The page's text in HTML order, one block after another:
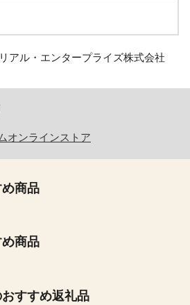
アル・エンタープライズ株式会社
オンラインストア
商品
商品
すすめ返礼品